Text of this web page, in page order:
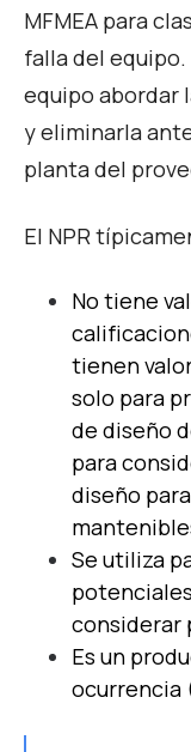
MFMEA para
falla del
equipo abordar
y eliminarla
planta del
El NPR
No tiene
tienen
solo para
de diseño
para
diseño
Se utiliza
considerar
Es un
ocurrencia